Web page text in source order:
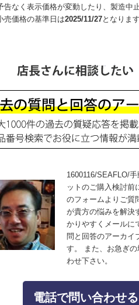
告なく表示価格が変動したり、製造中
売価格の基準日は2025/11/27となりま
1600116/SEAFLO/
ットのご購入検討前
のフォームよりご質
が貴方の悩みを解決
かりやすくメールに
問と回答のアーカイ
す。 また、お急ぎ
わせ下さい。
電話で問い合わせ